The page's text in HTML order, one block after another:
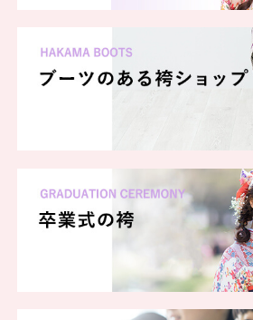
一蔵 なんば店
一蔵 あべのハルカ
一蔵 徳島店
一蔵 ららぽーと名古屋みな
一蔵 横浜本店
一蔵 朝霞店
一蔵 ららぽーと安
一蔵 長野店
一蔵 ららぽーと柏
一蔵 名古屋藤が丘